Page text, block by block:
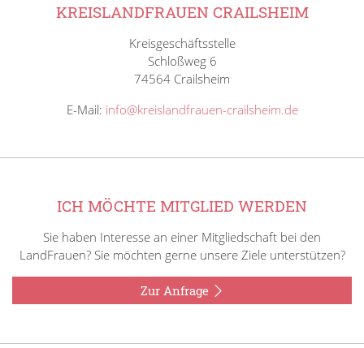
KREISLANDFRAUEN CRAILSHEIM
Kreisgeschäftsstelle
Schloßweg 6
74564 Crailsheim
E-Mail: info@kreislandfrauen-crailsheim.de
ICH MÖCHTE MITGLIED WERDEN
Sie haben Interesse an einer Mitgliedschaft bei den
LandFrauen? Sie möchten gerne unsere Ziele unterstützen?
Zur Anfrage